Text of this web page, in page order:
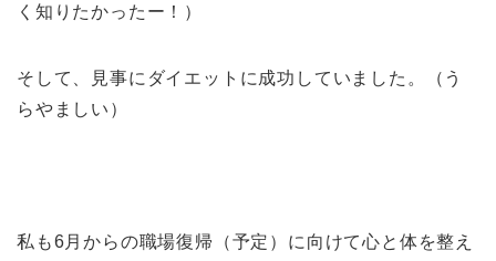
く知りたかったー！）
そして、見事にダイエットに成功していました。（う
らやましい）
私も6月からの職場復帰（予定）に向けて心と体を整え